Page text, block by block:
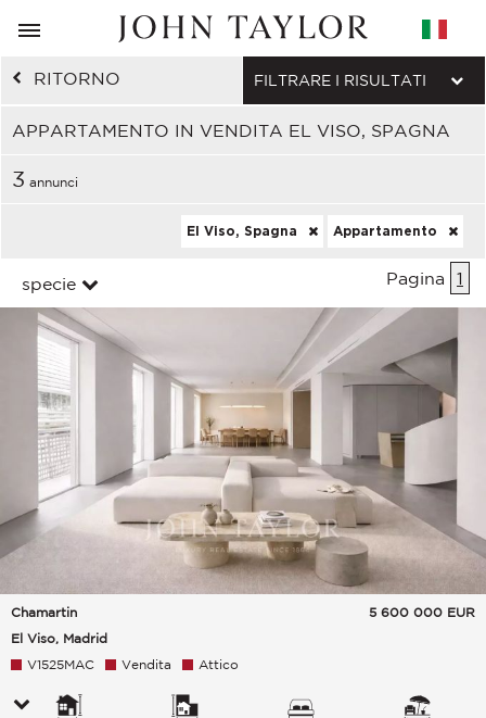
RITORNO
APPARTAMENTO IN VENDITA EL VISO, SPAGNA
FILTRARE I RISULTATI
3 annunci
El Viso, Spagna Appartamento
specie Pagina 1
Chamartin
El Viso, Madrid
5 600 000 EUR
V1525MAC Vendita Attico